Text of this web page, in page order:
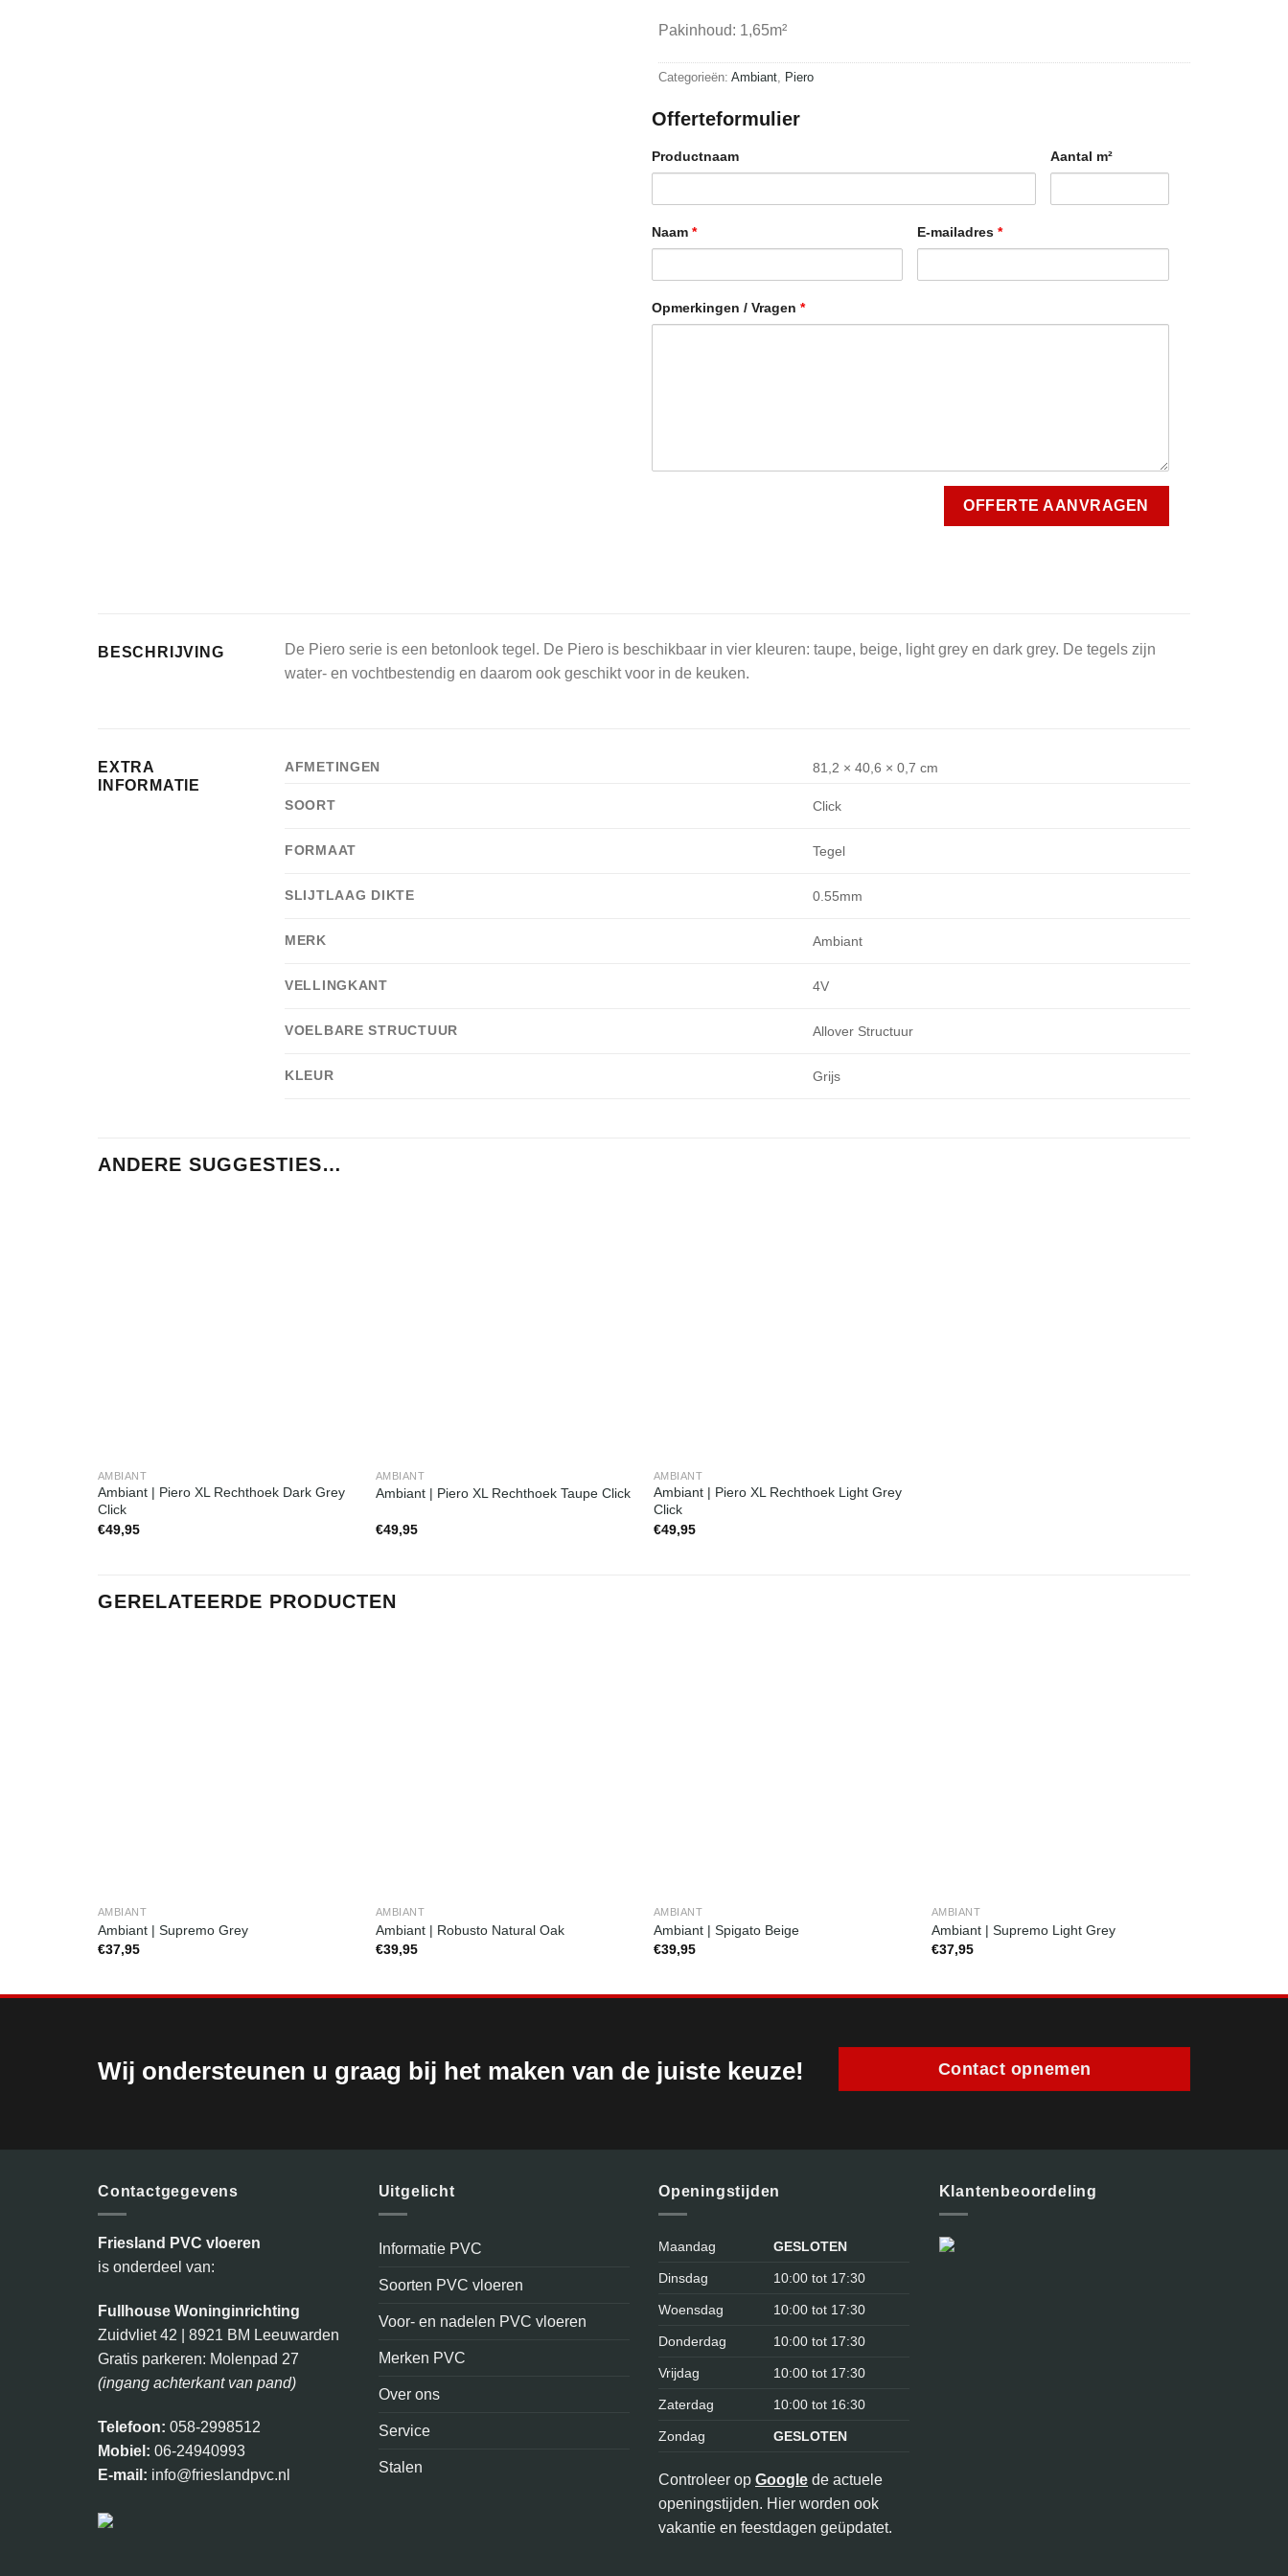
Pakinhoud: 1,65m²
Categorieën: Ambiant Piero
Offerteformulier
Productnaam Aantal m²
Naam * E-mailadres *
Opmerkingen / Vragen *
BESCHRIJVING
De Piero serie is een betonlook tegel. De Piero is beschikbaar in vier kleuren: taupe, beige, light grey en dark grey. De tegels zijn
water- en vochtbestendig en daarom ook geschikt voor in de keuken.
EXTRA
INFORMATIE
AFMETINGEN 81,2 × 40,6 × 0,7 cm
SOORT Click
FORMAAT Tegel
SLIJTLAAG DIKTE 0.55mm
MERK Ambiant
VELLINGKANT 4V
VOELBARE STRUCTUUR Allover Structuur
KLEUR Grijs
ANDERE SUGGESTIES…
AMBIANT
Ambiant | Piero XL Rechthoek Dark Grey
Click
€49,95
AMBIANT
Ambiant | Piero XL Rechthoek Taupe Click
€49,95
AMBIANT
Ambiant | Piero XL Rechthoek Light Grey
Click
€49,95
GERELATEERDE PRODUCTEN
AMBIANT
Ambiant | Supremo Grey
€37,95
AMBIANT
Ambiant | Robusto Natural Oak
€39,95
AMBIANT
Ambiant | Spigato Beige
€39,95
AMBIANT
Ambiant | Supremo Light Grey
€37,95
Wij ondersteunen u graag bij het maken van de juiste keuze! Contact opnemen
Contactgegevens
Friesland PVC vloeren
is onderdeel van:
Fullhouse Woninginrichting
Zuidvliet 42 | 8921 BM Leeuwarden
Gratis parkeren: Molenpad 27
(ingang achterkant van pand)
Telefoon: 058-2998512
Mobiel: 06-24940993
E-mail: info@frieslandpvc.nl
Uitgelicht
Informatie PVC
Soorten PVC vloeren
Voor- en nadelen PVC vloeren
Merken PVC
Over ons
Service
Stalen
Openingstijden
Maandag GESLOTEN
Dinsdag 10:00 tot 17:30
Woensdag 10:00 tot 17:30
Donderdag 10:00 tot 17:30
Vrijdag 10:00 tot 17:30
Zaterdag 10:00 tot 16:30
Zondag GESLOTEN
Controleer op Google de actuele
openingstijden. Hier worden ook
vakantie en feestdagen geüpdatet.
Klantenbeoordeling